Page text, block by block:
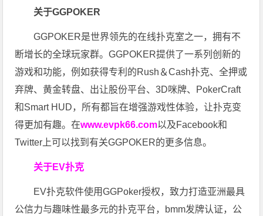
关于GGPOKER
GGPOKER是世界领先的在线扑克室之一，拥有不
断增长的全球玩家群。GGPOKER提供了一系列创新的
游戏和功能，例如获得专利的Rush＆Cash扑克、全押或
弃牌、黄金转盘、出让股份平台、3D咪牌、PokerCraft
和Smart HUD，所有都旨在增强游戏性体验，让扑克变
得更加有趣。在www.evpk66.com以及Facebook和
Twitter上可以找到有关GGPOKER的更多信息。
关于EV扑克
EV扑克软件使用GGPoker授权，致力打造亚洲最具
公信力与趣味性最多元的扑克平台，bmm发牌认证，公